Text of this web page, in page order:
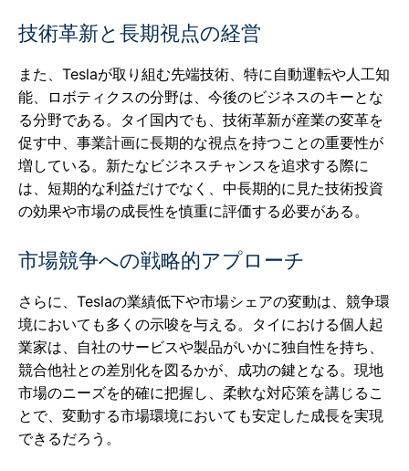
技術革新と長期視点の経営
また、Teslaが取り組む先端技術、特に自動運転や人工知
能、ロボティクスの分野は、今後のビジネスのキーとな
る分野である。タイ国内でも、技術革新が産業の変革を
促す中、事業計画に長期的な視点を持つことの重要性が
増している。新たなビジネスチャンスを追求する際に
は、短期的な利益だけでなく、中長期的に見た技術投資
の効果や市場の成長性を慎重に評価する必要がある。
市場競争への戦略的アプローチ
さらに、Teslaの業績低下や市場シェアの変動は、競争環
境においても多くの示唆を与える。タイにおける個人起
業家は、自社のサービスや製品がいかに独自性を持ち、
競合他社との差別化を図るかが、成功の鍵となる。現地
市場のニーズを的確に把握し、柔軟な対応策を講じるこ
とで、変動する市場環境においても安定した成長を実現
できるだろう。